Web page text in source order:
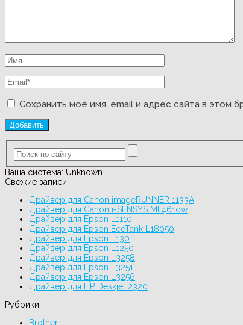
Сохранить моё имя, email и адрес сайта в этом
Ваша система: Unknown
Свежие записи
Драйвер для Canon imageRUNNER 1133A
Драйвер для Canon i-SENSYS MF461dw
Драйвер для Epson L1110
Драйвер для Epson EcoTank L18050
Драйвер для Epson L130
Драйвер для Epson L1250
Драйвер для Epson L3258
Драйвер для Epson L3251
Драйвер для Epson L3256
Драйвер для HP Deskjet 2320
Рубрики
Brother